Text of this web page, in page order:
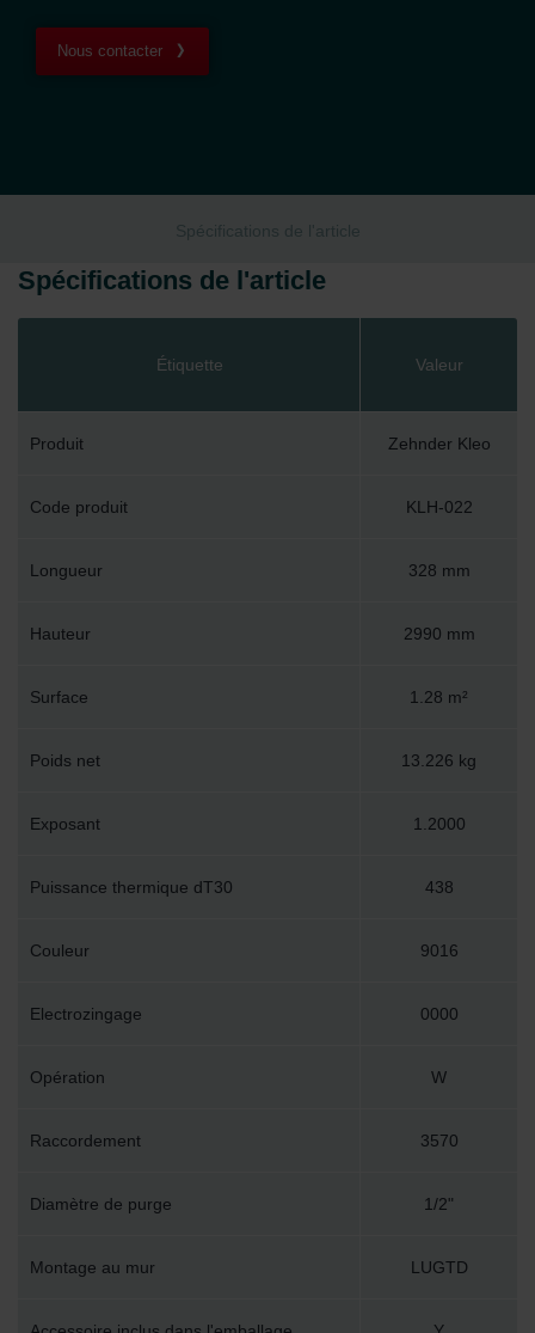
Nous contacter
Spécifications de l'article
Spécifications de l'article
Étiquette Valeur
Produit Zehnder Kleo
Code produit KLH-022
Longueur 328 mm
Hauteur 2990 mm
Surface 1.28 m²
Poids net 13.226 kg
Exposant 1.2000
Puissance thermique dT30 438
Couleur 9016
Electrozingage 0000
Opération W
Raccordement 3570
Diamètre de purge 1/2"
Montage au mur LUGTD